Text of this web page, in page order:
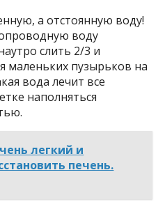
а отстоянную воду!
воду
слить 2/3 и
маленьких пузырьков на
вода лечит все
наполняться
лeгкий и
печень.